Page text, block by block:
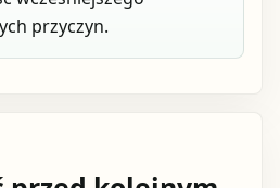
przyczyn.